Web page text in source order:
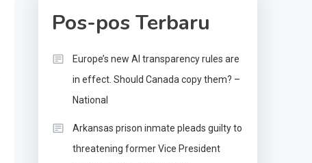
Pos-pos Terbaru
Europe’s new AI transparency rules are
in effect. Should Canada copy them? –
National
Arkansas prison inmate pleads guilty to
threatening former Vice President